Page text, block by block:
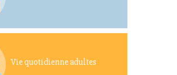
Vie quotidienne adultes